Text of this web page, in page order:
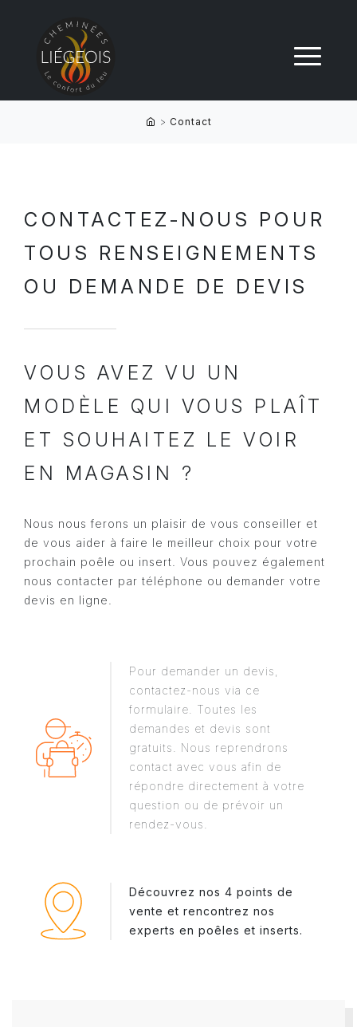
> Contact
CONTACTEZ-NOUS POUR
TOUS RENSEIGNEMENTS
OU DEMANDE DE DEVIS
VOUS AVEZ VU UN
MODÈLE QUI VOUS PLAÎT
ET SOUHAITEZ LE VOIR
EN MAGASIN ?
Nous nous ferons un plaisir de vous conseiller et
de vous aider à faire le meilleur choix pour votre
prochain poêle ou insert. Vous pouvez également
nous contacter par téléphone ou demander votre
devis en ligne.
Pour demander un devis,
contactez-nous via ce
formulaire. Toutes les
demandes et devis sont
gratuits. Nous reprendrons
contact avec vous afin de
répondre directement à votre
question ou de prévoir un
rendez-vous.
Découvrez nos 4 points de
vente et rencontrez nos
experts en poêles et inserts.